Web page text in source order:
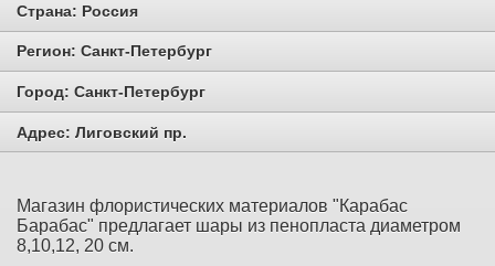
Страна: Россия
Регион: Санкт-Петербург
Город: Санкт-Петербург
Адрес: Лиговский пр.
Магазин флористических материалов "Карабас
Барабас" предлагает шары из пенопласта диаметром
8,10,12, 20 см.